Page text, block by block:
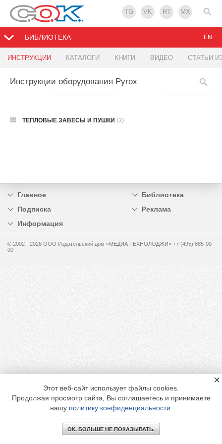
TG VK RT MX
БИБЛИОТЕКА
ИНСТРУКЦИИ КАТАЛОГИ КНИГИ ВИДЕО СТАТЬИ
EN
Инструкции оборудования Pyrox
ТЕПЛОВЫЕ ЗАВЕСЫ И ПУШКИ (3)
Главное
Библиотека
Подписка
Реклама
Информация
© 2002 - 2026 OOO Издательский дом «МЕДИА ТЕХНОЛОДЖИ» +7 (495) 665-00-
00
Этот веб-сайт использует файлы cookies.
Продолжая просмотр сайта, Вы соглашаетесь и принимаете
нашу политику конфиденциальности
ОК. БОЛЬШЕ НЕ ПОКАЗЫВАТЬ.
×